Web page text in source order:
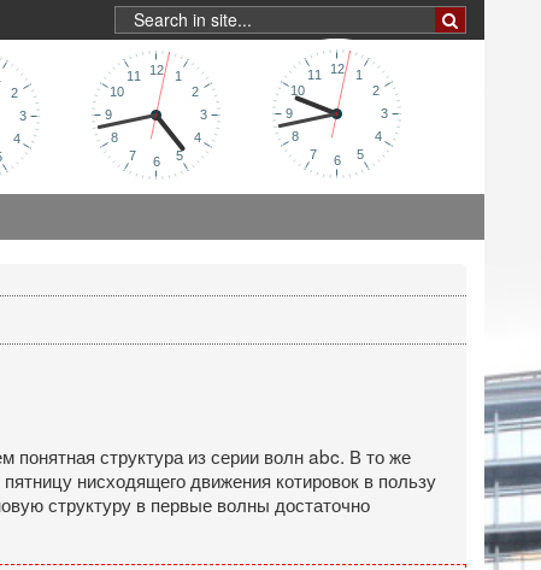
структура из серии волн abc. В то же
нисходящего движения котировок в пользу
структуру в первые волны достаточно